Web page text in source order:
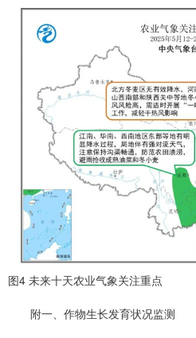
图4 未来十天农业气象关注重点
附一、作物生长发育状况监测